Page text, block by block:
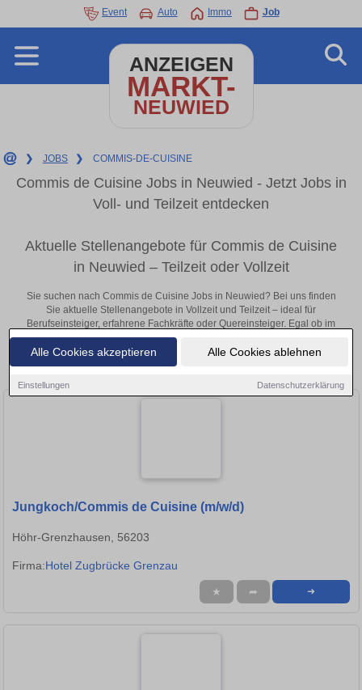
Alle Cookies akzeptieren Alle Cookies ablehnen
Einstellungen Datenschutzerklärung
Event Auto Immo Job
ANZEIGEN
MARKT-
NEUWIED
❯ JOBS ❯ COMMIS-DE-CUISINE
Commis de Cuisine Jobs in Neuwied - Jetzt Jobs in
Voll- und Teilzeit entdecken
Aktuelle Stellenangebote für Commis de Cuisine
in Neuwied – Teilzeit oder Vollzeit
Sie suchen nach Commis de Cuisine Jobs in Neuwied? Bei uns finden
Sie aktuelle Stellenangebote in Vollzeit und Teilzeit – ideal für
Berufseinsteiger, erfahrene Fachkräfte oder Quereinsteiger. Egal ob im
Büro, vor Ort oder remote: Entdecken Sie jetzt neue Chancen in Ihrer
Region und bewerben Sie sich direkt auf passende Commis de Cuisine-
Stellen in Neuwied!
Jungkoch/Commis de Cuisine (m/w/d)
Höhr-Grenzhausen, 56203
Firma:Hotel Zugbrücke Grenzau
★ ➦ ➜